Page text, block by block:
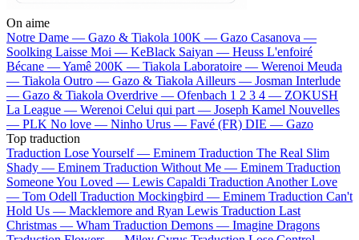
On aime
Notre Dame — Gazo & Tiakola 100K — Gazo Casanova —
Soolking Laisse Moi — KeBlack Saiyan — Heuss L'enfoiré
Bécane —Yamê 200K — Tiakola Laboratoire — Werenoi Meuda
— Tiakola Outro — Gazo & Tiakola Ailleurs — Josman Interlude
— Gazo & Tiakola Overdrive — Ofenbach 1 2 3 4 — ZOKUSH
La League — Werenoi Celui qui part — Joseph Kamel Nouvelles
— PLK No love — Ninho Urus — Favé (FR) DIE — Gazo
Top traduction
Traduction Lose Yourself — Eminem Traduction The Real Slim
Shady — Eminem Traduction Without Me — Eminem Traduction
Someone You Loved — Lewis Capaldi Traduction Another Love
— Tom Odell Traduction Mockingbird — Eminem Traduction Can't
Hold Us — Macklemore and Ryan Lewis Traduction Last
Christmas — Wham Traduction Demons — Imagine Dragons